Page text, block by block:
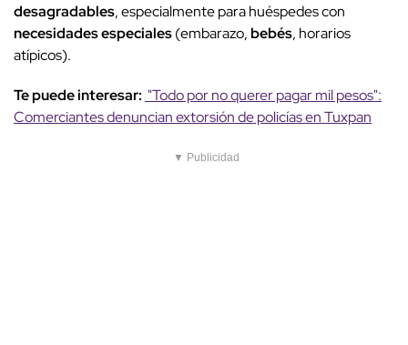
desagradables, especialmente para huéspedes con
necesidades especiales(embarazo,bebés, horarios
atípicos).
Te puede interesar: "Todo por no querer pagar mil pesos":
Comerciantes denuncian extorsión de policías en Tuxpan
▼ Publicidad